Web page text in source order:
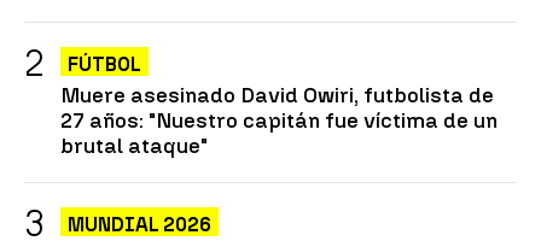
FÚTBOL
Muere asesinado David Owiri, futbolista de
27 años: "Nuestro capitán fue víctima de un
brutal ataque"
MUNDIAL 2026